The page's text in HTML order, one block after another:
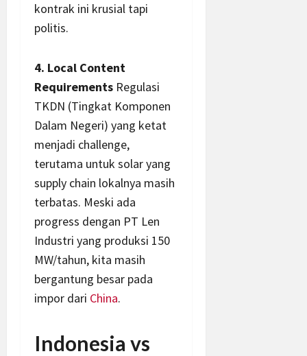
kontrak ini krusial tapi
politis.
4. Local Content
Requirements Regulasi
TKDN (Tingkat Komponen
Dalam Negeri) yang ketat
menjadi challenge,
terutama untuk solar yang
supply chain lokalnya masih
terbatas. Meski ada
progress dengan PT Len
Industri yang produksi 150
MW/tahun, kita masih
bergantung besar pada
impor dari China.
Indonesia vs